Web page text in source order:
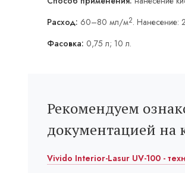
Расход: 60–80 мл/м2. Нанесение:
Фасовка: 0,75 л; 10 л.
Рекомендуем
документацией на
Vivido Interior-Lasur UV-100 -